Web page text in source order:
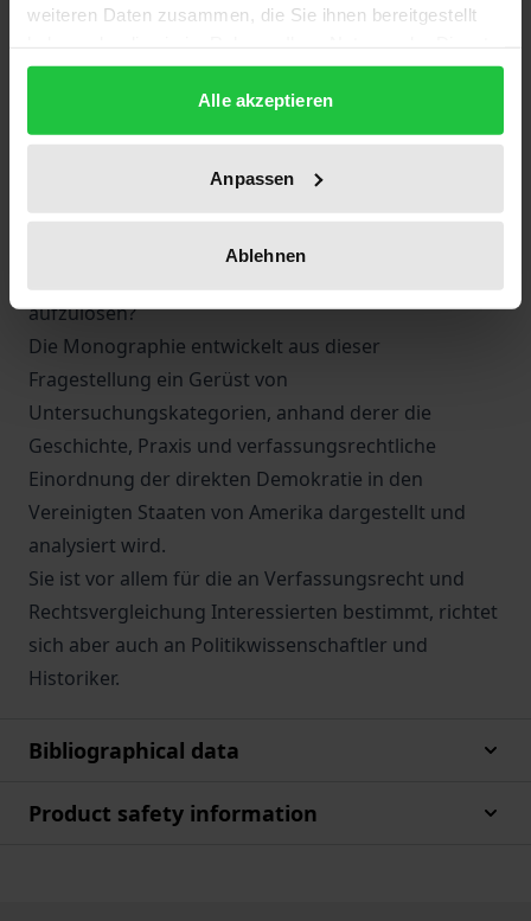
weiteren Daten zusammen, die Sie ihnen bereitgestellt
gesammelt haben.
Alle akzeptieren
Anpassen
Ablehnen
sind in dieser Debatte vor allem die
entfalten sie auf die repräsentativdemokratische
Ordnung, in die sie eingebettet sind? Wie ist das
Spannungsverhältnis zwischen der Allmacht des
Souveräns einerseits und den Prinzipien von
Grundrechtsschutz, Gewaltenteilung und
aufzulösen?
Die Monographie entwickelt aus dieser
Fragestellung ein Gerüst von
Untersuchungskategorien, anhand derer die
Geschichte, Praxis und verfassungsrechtliche
Einordnung der direkten Demokratie in den
Vereinigten Staaten von Amerika dargestellt und
analysiert wird.
Sie ist vor allem für die an Verfassungsrecht und
Rechtsvergleichung Interessierten bestimmt, richtet
sich aber auch an Politikwissenschaftler und
Historiker.
Bibliographical data
Product safety information